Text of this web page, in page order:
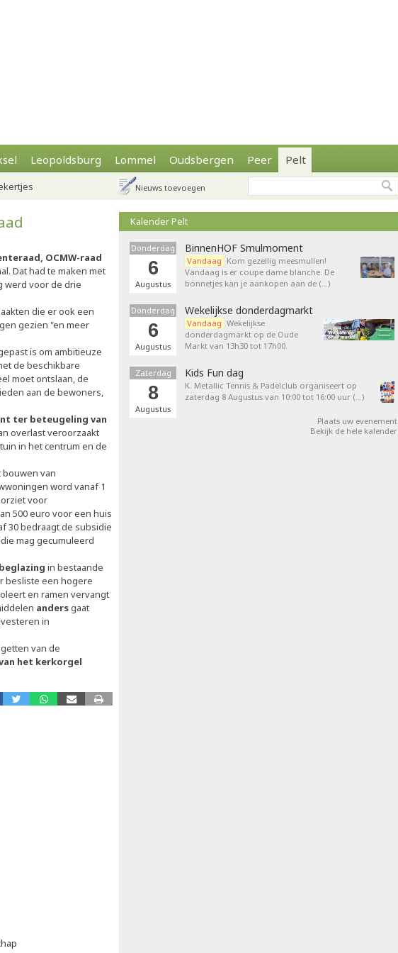
Leopoldsburg Lommel Oudsbergen Peer Pelt
Nieuws toevoegen
OCMW-raad
Dat had te maken met
werd voor de drie
die er ook een
gezien "en meer
is om ambitieuze
de beschikbare
moet ontslaan, de
aan de bewoners,
ter beteugeling van
overlast veroorzaakt
in het centrum en de
van
word vanaf 1
voor
500 euro voor een huis
30 bedraagt de subsidie
mag gecumuleerd
in bestaande
besliste een hogere
en ramen vervangt
andersgaat
in
van de
het kerkorgel
Kalender Pelt
Donderdag
6
Augustus
BinnenHOF Smulmoment
Vandaag Kom gezellig meesmullen!
Vandaag is er coupe dame blanche. De
bonnetjes kan je aankopen aan de (…)
Donderdag
6
Augustus
Wekelijkse donderdagmarkt
Vandaag Wekelijkse
donderdagmarkt op de Oude
Markt van 13h30 tot 17h00.
Zaterdag
8
Augustus
Kids Fun dag
K. Metallic Tennis & Padelclub organiseert op
zaterdag 8 Augustus van 10:00 tot 16:00 uur (…)
Plaats uw evenement
Bekijk de hele kalender